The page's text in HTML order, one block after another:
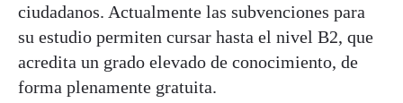
ciudadanos. Actualmente las subvenciones para
su estudio permiten cursar hasta el nivel B2, que
acredita un grado elevado de conocimiento, de
forma plenamente gratuita.